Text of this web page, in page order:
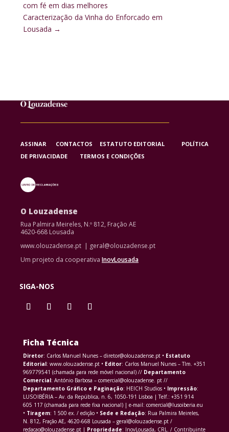
com fé em dias melhores
Caracterização da Vinha do Enforcado em
Lousada →
ASSINAR CONTACTOS ESTATUTO EDITORIAL POLÍTICA
DE PRIVACIDADE TERMOS E CONDIÇÕES
O Louzadense
Rua Palmira Meireles, N.º 812, Fração AE
4620-668 Lousada
www.olouzadense.pt | geral@olouzadense.pt
Um projeto da cooperativa InovLousada
SIGA-NOS
Ficha Técnica
Diretor: Carlos Manuel Nunes – diretor@olouzadense.pt • Estatuto
Editorial: www.olouzadense.pt • Editor: Carlos Manuel Nunes – Tlm. +351
969779541 (chamada para rede móvel nacional) // Departamento
Comercial: António Barbosa – comercial@olouzadense. pt //
Departamento Gráfico e Paginação: HEICH Studios • Impressão:
LUSOIBÉRIA – Av. da República, n. 6, 1050-191 Lisboa | Telf.: +351 914
605 117 (chamada para rede fixa nacional) | e-mail: comercial@lusoiberia.eu
• Tiragem: 1 500 ex. / edição • Sede e Redação: Rua Palmira Meireles,
N. 812, Fração AE, 4620-668 Lousada – geral@olouzadense.pt /
redacao@olouzadense.pt | Propriedade: InovLousada, CRL. / Contribuinte